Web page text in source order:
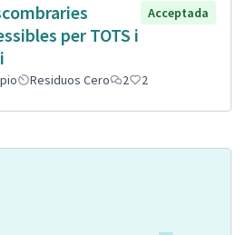
per TOTS i
Acceptada
Residuos Cero 2 2